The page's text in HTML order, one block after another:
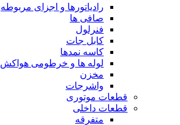
رادیاتورها و اجزای مربوطه
صافی ها
فنرلول
کابل جات
کاسه نمدها
لوله ها و خرطومی هواکش
مخزن
واشرجات
قطعات موتوری
قطعات داخلی
متفرقه